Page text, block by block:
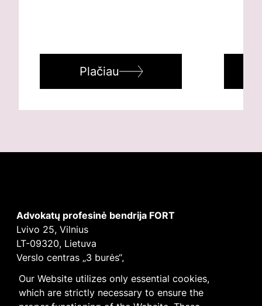
Plačiau
Our Website utilizes only essential cookies,
which are strictly necessary to ensure the
Advokatų profesinė bendrija FORT
Lvivo 25, Vilnius
LT-09320, Lietuva
Verslo centras „3 burės“,
E-mailvilnius@fortlegal.com
Tel. +370 5 250 6141